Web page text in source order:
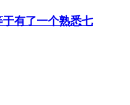
有了一个熟悉七